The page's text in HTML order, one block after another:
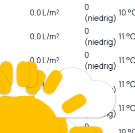
0,0L/m²
0
(niedrig) 10
0,0L/m²
0
(niedrig) 11
0,0L/m²
0
(niedrig) 11
0,0L/m²
0
(niedrig) 11
L/m²
0
(niedrig) 11
0